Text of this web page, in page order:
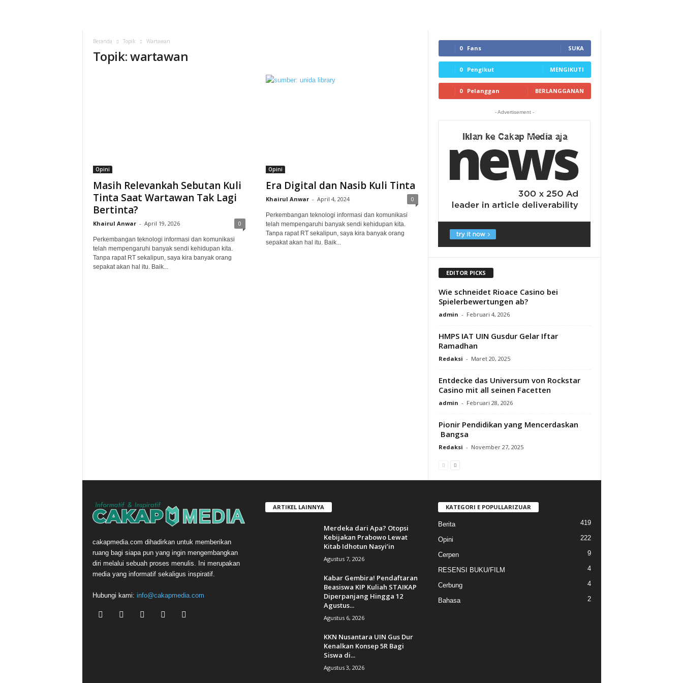
Beranda Topik Wartawan
Topik: wartawan
Opini
Masih Relevankah Sebutan Kuli
Tinta Saat Wartawan Tak Lagi
Bertinta?
Khairul Anwar - April 19, 2026 0
Perkembangan teknologi informasi dan komunikasi
telah mempengaruhi banyak sendi kehidupan kita.
Tanpa rapat RT sekalipun, saya kira banyak orang
sepakat akan hal itu. Baik...
Opini
Era Digital dan Nasib Kuli Tinta
Khairul Anwar - April 4, 2024 0
Perkembangan teknologi informasi dan komunikasi
telah mempengaruhi banyak sendi kehidupan kita.
Tanpa rapat RT sekalipun, saya kira banyak orang
sepakat akan hal itu. Baik...
0 Fans SUKA
0 Pengikut MENGIKUTI
0 Pelanggan BERLANGGANAN
- Advertisement -
EDITOR PICKS
Wie schneidet Rioace Casino bei
Spielerbewertungen ab?
admin - Februari 4, 2026
HMPS IAT UIN Gusdur Gelar Iftar
Ramadhan
Redaksi - Maret 20, 2025
Entdecke das Universum von Rockstar
Casino mit all seinen Facetten
admin - Februari 28, 2026
Pionir Pendidikan yang Mencerdaskan
Bangsa
Redaksi - November 27, 2025
cakapmedia.com dihadirkan untuk memberikan
ruang bagi siapa pun yang ingin mengembangkan
diri melalui sebuah proses menulis. Ini merupakan
media yang informatif sekaligus inspiratif.
Hubungi kami: info@cakapmedia.com
ARTIKEL LAINNYA
Merdeka dari Apa? Otopsi
Kebijakan Prabowo Lewat
Kitab Idhotun Nasyi’in
Agustus 7, 2026
Kabar Gembira! Pendaftaran
Beasiswa KIP Kuliah STAIKAP
Diperpanjang Hingga 12
Agustus...
Agustus 6, 2026
KKN Nusantara UIN Gus Dur
Kenalkan Konsep 5R Bagi
Siswa di...
Agustus 3, 2026
KATEGORI E POPULLARIZUAR
Berita 419
Opini 222
Cerpen 9
RESENSI BUKU/FILM 4
Cerbung 4
Bahasa 2